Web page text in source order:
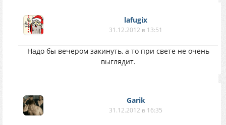
lafugix
31.12.2012 в 13:51
Надо бы вечером закинуть, а то при свете не очень
выглядит.
Garik
31.12.2012 в 16:35